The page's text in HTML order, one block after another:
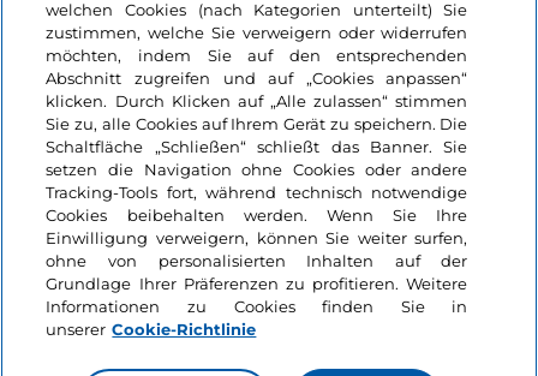
Bedeutung. Auf den Fotos sehen Sie die Mauern der
Gebäude, die Orte der Schlachten, dieBunker, die
Gegenstände der Menschen, aber Sie können auch
die Geräusche, den Atem und die Geräusche der
Wellen des Meeres wahrnehmen, die die Freiheit
bringen. Mit der Ausstellung ist die Arbeit des
Klangkünstlers Michele Spadaro (Catania, 1994)
verbunden,Reflection in Time, die die akustischen
Folgen des Nachhalls in den
Bunkern
des Zweiten
Weltkriegs entlang der Südostküste Siziliens
untersucht. Gebührenpflichtiger Eintritt,bis zum
21. Februar 2025.
Mehr anzeigen
Das könnte Sie interessieren
Kunst und Kultur
Die 10 Ausstellungen,
welchen Cookies (nach Kategorien unterteilt) Sie
zustimmen, welche Sie verweigern oder widerrufen
möchten, indem Sie auf den entsprechenden
Abschnitt zugreifen und auf „Cookies anpassen“
klicken. Durch Klicken auf „Alle zulassen“ stimmen
Sie zu, alle Cookies auf Ihrem Gerät zu speichern. Die
Schaltfläche „Schließen“ schließt das Banner. Sie
setzen die Navigation ohne Cookies oder andere
Tracking-Tools fort, während technisch notwendige
Cookies beibehalten werden. Wenn Sie Ihre
Einwilligung verweigern, können Sie weiter surfen,
ohne von personalisierten Inhalten auf der
Grundlage Ihrer Präferenzen zu profitieren. Weitere
Informationen zu Cookies finden Sie in
unserer Cookie-Richtlinie